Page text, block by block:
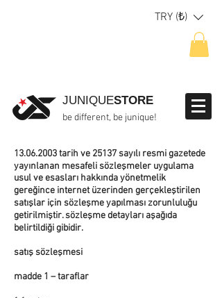
TRY (₺)
JUNIQUESTORE
be different, be junique!
13.06.2003tarih ve 25137 sayılı resmi gazetede
yayınlanan mesafeli sözleşmeler uygulama
usul ve esasları hakkında yönetmelik
gereğince internet üzerinden gerçekleştirilen
satışlar için sözleşme yapılması zorunluluğu
getirilmiştir. sözleşme detayları aşağıda
belirtildiği gibidir.
satış sözleşmesi
madde 1 – taraflar